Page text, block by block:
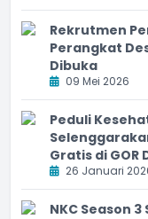
Rekrutmen
Perangkat
Dibuka
09 Mei 2026
Peduli
Gratis di GOR
26 Januari
NKC Season